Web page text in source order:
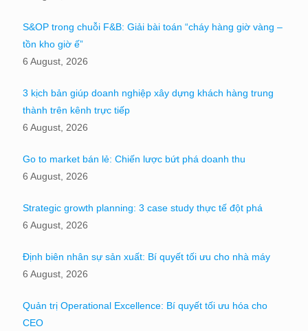
S&OP trong chuỗi F&B: Giải bài toán “cháy hàng giờ vàng –
tồn kho giờ ế”
6 August, 2026
3 kịch bản giúp doanh nghiệp xây dựng khách hàng trung
thành trên kênh trực tiếp
6 August, 2026
Go to market bán lẻ: Chiến lược bứt phá doanh thu
6 August, 2026
Strategic growth planning: 3 case study thực tế đột phá
6 August, 2026
Định biên nhân sự sản xuất: Bí quyết tối ưu cho nhà máy
6 August, 2026
Quản trị Operational Excellence: Bí quyết tối ưu hóa cho
CEO